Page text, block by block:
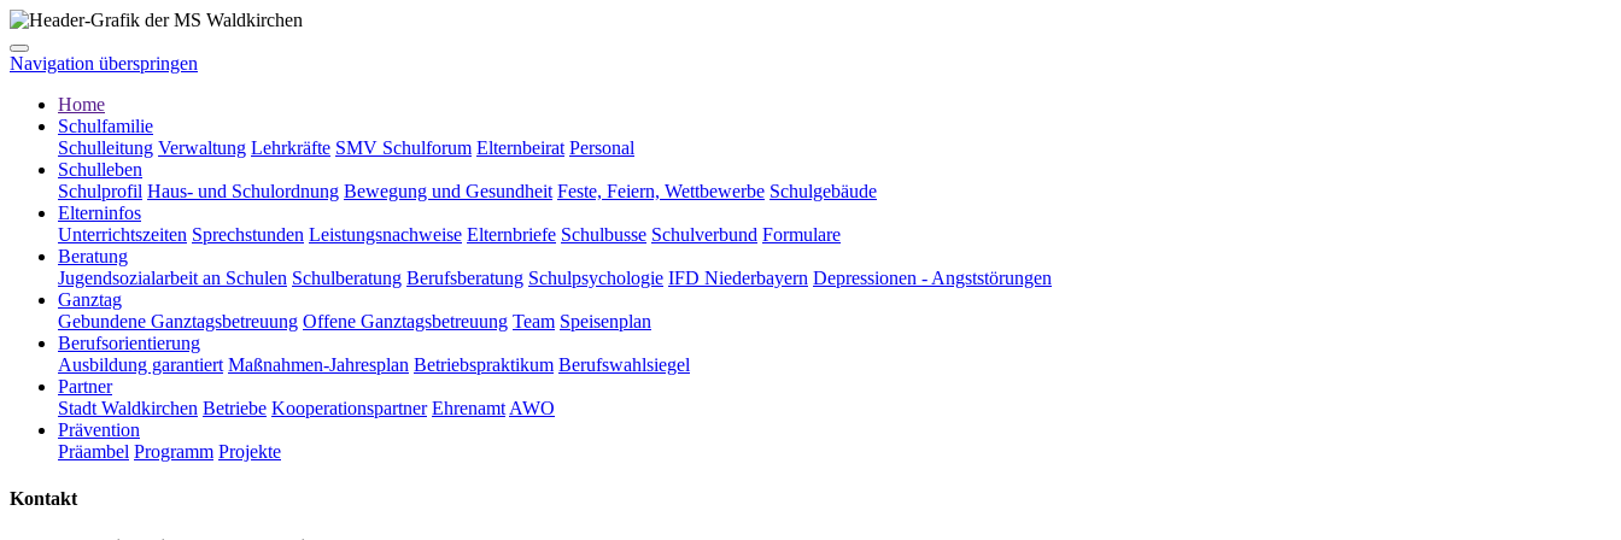
Navigation überspringen
Home
Schulfamilie
Schulleitung Verwaltung Lehrkräfte SMV Schulforum Elternbeirat Personal
Schulleben
Schulprofil Haus- und Schulordnung Bewegung und Gesundheit Feste, Feiern, Wettbewerbe Schulgebäude
Elterninfos
Unterrichtszeiten Sprechstunden Leistungsnachweise Elternbriefe Schulbusse Schulverbund Formulare
Beratung
Jugendsozialarbeit an Schulen Schulberatung Berufsberatung Schulpsychologie IFD Niederbayern Depressionen - Angststörungen
Ganztag
Gebundene Ganztagsbetreuung Offene Ganztagsbetreuung Team Speisenplan
Berufsorientierung
Ausbildung garantiert Maßnahmen-Jahresplan Betriebspraktikum Berufswahlsiegel
Partner
Stadt Waldkirchen Betriebe Kooperationspartner Ehrenamt AWO
Prävention
Präambel Programm Projekte
Kontakt